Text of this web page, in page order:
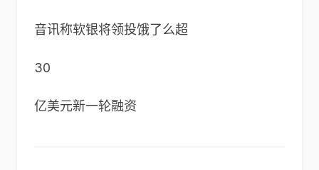
音讯称软银将领投饿了么超
30
亿美元新一轮融资